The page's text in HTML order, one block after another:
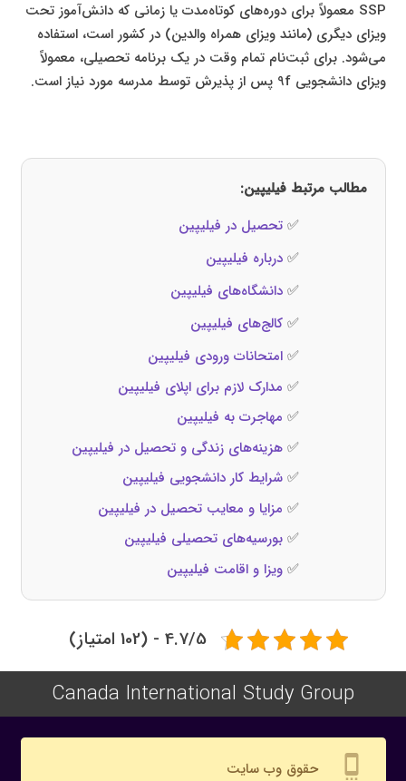
SSP معمولاً برای دوره‌های کوتاه‌مدت یا زمانی که دانش‌آموز تحت
ویزای دیگری (مانند ویزای همراه والدین) در کشور است، استفاده
می‌شود. برای ثبت‌نام تمام وقت در یک برنامه تحصیلی، معمولاً
ویزای دانشجویی 9f پس از پذیرش توسط مدرسه مورد نیاز است.
مطالب مرتبط فیلیپین:
✅تحصیل در فیلیپین
✅درباره فیلیپین
✅دانشگاه‌های فیلیپین
✅کالج‌های فیلیپین
✅امتحانات ورودی فیلیپین
✅ مدارک لازم برای اپلای فیلیپین
✅ مهاجرت به فیلیپین
✅هزینه‌های زندگی و تحصیل در فیلیپین
✅شرایط کار دانشجویی فیلیپین
✅ مزایا و معایب تحصیل در فیلیپین
✅بورسیه‌های تحصیلی فیلیپین
✅ویزا و اقامت فیلیپین
4.7/5 - (102 امتیاز)
Canada International Study Group
settings_cell حقوق وب سایت